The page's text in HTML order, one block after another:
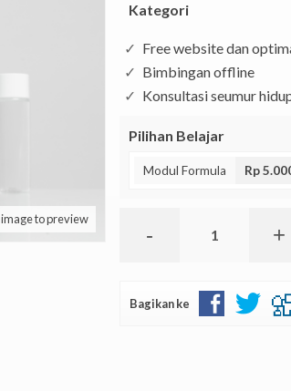
to preview
Kategori
Free website dan
Bimbingan offline
Konsultasi seumur
Pilihan Belajar
Modul Formula Rp
- +
Bagikan ke